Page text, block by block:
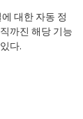
대한 자동 정
까진 해당 기능
다.